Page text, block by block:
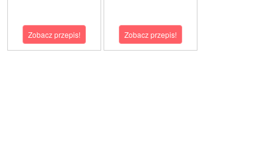
Zobacz przepis! Zobacz przepis!